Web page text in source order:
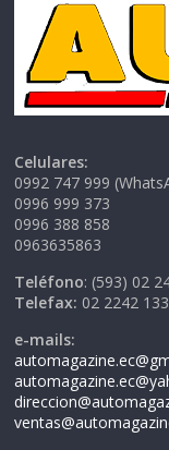
Celulares:
0992 747 999
0996 999 373
0996 388 858
0963635863
Teléfono: (593) 02
Telefax: 02 2242 133
e-mails: